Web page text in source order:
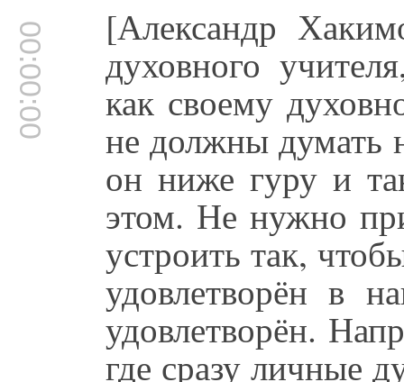
00:00:00 [Александр
духовного
как своему
не должны думать
он ниже гуру и
этом. Не нужно
устроить так,
удовлетворён в
удовлетворён.
где сразу личные